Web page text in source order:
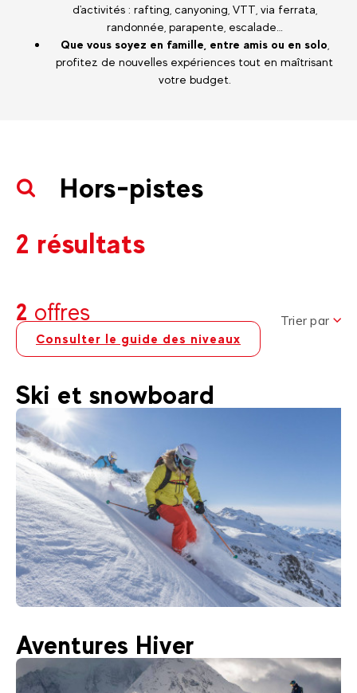
d'activités : rafting, canyoning, VTT, via ferrata,
randonnée, parapente, escalade…
Que vous soyez en famille, entre amis ou en solo
profitez de nouvelles expériences tout en maîtrisant
votre budget.
Hors-pistes
2 résultats
2 offres
Consulter le guide des niveaux
Trier par
Ski et snowboard
Avoriaz
Ski HORS PISTE - Engagement privé
Aventures Hiver